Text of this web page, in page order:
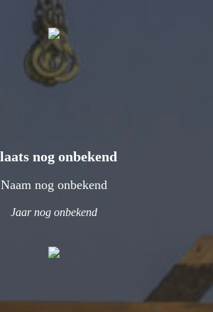
nog onbekend
Naam nog onbekend
Jaar nog onbekend